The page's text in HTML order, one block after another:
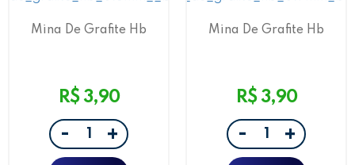
Mina De Grafite Hb
R$ 3,90
- +
Mina De Grafite Hb
R$ 3,90
- +